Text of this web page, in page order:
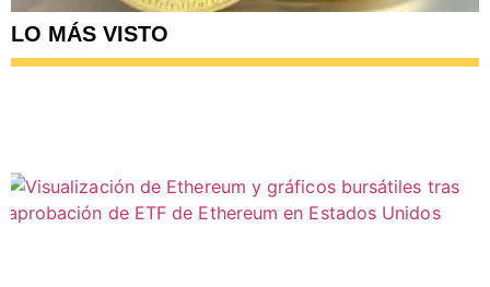
LO MÁS VISTO